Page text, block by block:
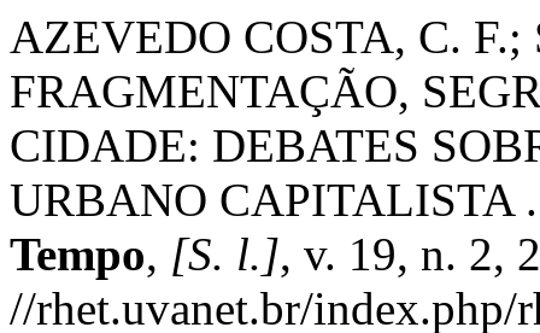
AZEVEDO COSTA, C.
FRAGMENTAÇÃO,
CIDADE: DEBATES
URBANO CAPITALISTA
Tempo, [S. l.], v. 19, n. 2,
//rhet.uvanet.br/index.php/